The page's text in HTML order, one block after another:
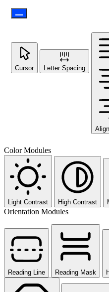
Cursor Letter Spacing
Color Modules
Light Contrast High Contrast
Orientation Modules
Reading Line Reading Mask